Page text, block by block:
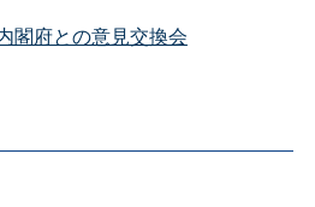
閣府との意見交換会